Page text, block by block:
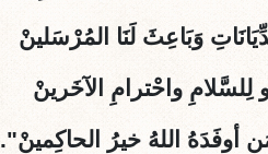
وَبَاعِثَ لَنَا المُرْسَلينْ
لِلسَّلامِ واحْترامِ الآخَرينْ
أوفَدَهُ اللهُ خيرُ الحاكِمينْ".